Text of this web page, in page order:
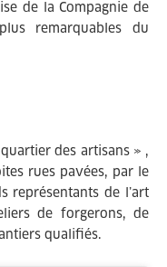
de la Compagnie de
remarquables du
des artisans » ,
rues pavées, par le
représentants de l’art
de forgerons, de
qualifiés.